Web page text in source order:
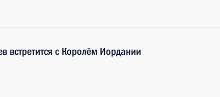
встретится с Королём Иордании